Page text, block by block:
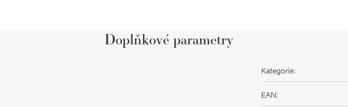
Doplňkové parametry
Kategorie:
EAN: